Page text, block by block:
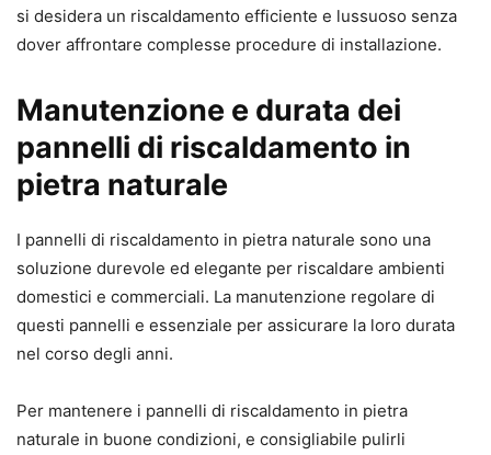
si desidera un riscaldamento efficiente e lussuoso senza
dover affrontare complesse procedure di installazione.
Manutenzione e durata dei
pannelli di riscaldamento in
pietra naturale
I pannelli di riscaldamento in pietra naturale sono una
soluzione durevole ed elegante per riscaldare ambienti
domestici e commerciali. La manutenzione regolare di
questi pannelli e essenziale per assicurare la loro durata
nel corso degli anni.
Per mantenere i pannelli di riscaldamento in pietra
naturale in buone condizioni, e consigliabile pulirli